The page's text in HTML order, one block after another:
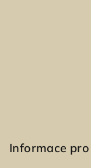
Informace